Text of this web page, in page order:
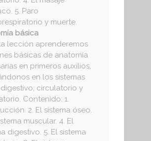
5. Paro
y muerte.
básica
lección aprenderemos
básicas de anatomía
en primeros auxilios,
en los sistemas
circulatorio y
Contenido: 1.
2. El sistema óseo.
muscular. 4. El
digestivo. 5. El sistema